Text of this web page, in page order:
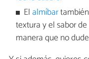
El almíbar
textura y el sabor
manera que no